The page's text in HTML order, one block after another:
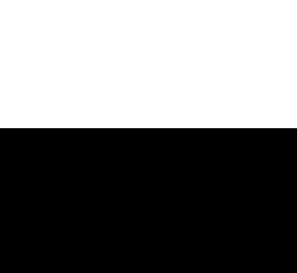
de Rádio com mais de